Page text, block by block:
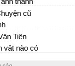
cũ
Tiên
vật nào có